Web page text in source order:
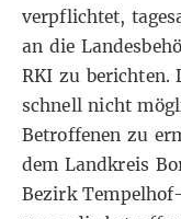
verpflichtet,
an die
RKI zu berichten.
schnell nicht
Betroffenen zu
dem Landkreis
Bezirk